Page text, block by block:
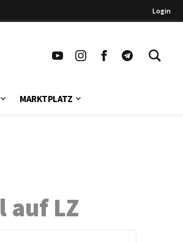
Login
MARKTPLATZ
auf LZ